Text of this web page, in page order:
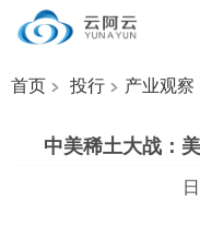
首页 投行 产业观察
中美稀土大战：